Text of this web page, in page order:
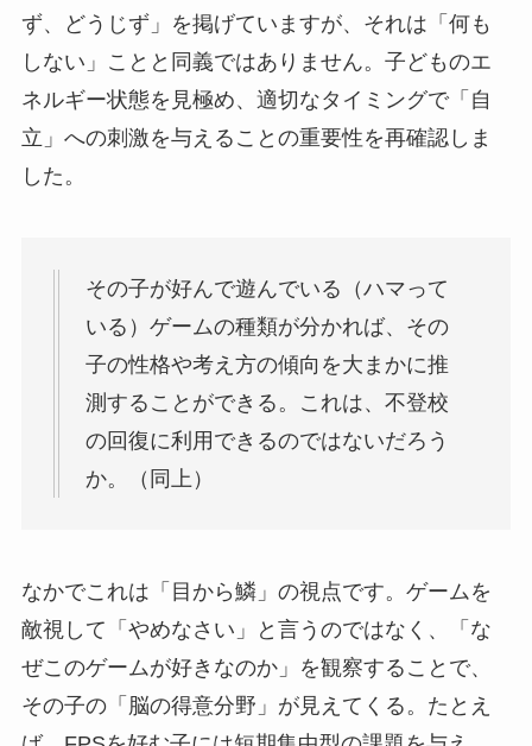
ず、どうじず」を掲げていますが、それは「何も
しない」ことと同義ではありません。子どものエ
ネルギー状態を見極め、適切なタイミングで「自
立」への刺激を与えることの重要性を再確認しま
した。
その子が好んで遊んでいる（ハマって
いる）ゲームの種類が分かれば、その
子の性格や考え方の傾向を大まかに推
測することができる。これは、不登校
の回復に利用できるのではないだろう
か。（同上）
なかでこれは「目から鱗」の視点です。ゲームを
敵視して「やめなさい」と言うのではなく、「な
ぜこのゲームが好きなのか」を観察することで、
その子の「脳の得意分野」が見えてくる。たとえ